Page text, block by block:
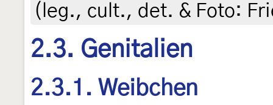
(leg., cult., det. & Foto:
2.3. Genitalien
2.3.1. Weibchen